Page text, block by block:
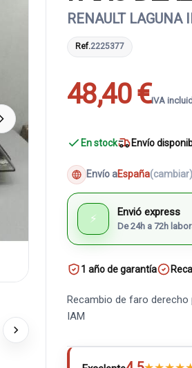
RENAULT LAGUNA
Ref.2225377
48,40 €IVA
En stock Envío
Envío aEspaña(cambiar)
⚡ Envió express
De 24h a 72h
1 año de garantía
Recambio de faro derecho
IAM